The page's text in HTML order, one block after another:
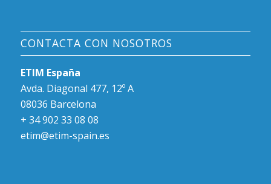
CONTACTA CON NOSOTROS
ETIM España
Avda. Diagonal 477, 12º A
08036 Barcelona
+ 34 902 33 08 08
etim@etim-spain.es